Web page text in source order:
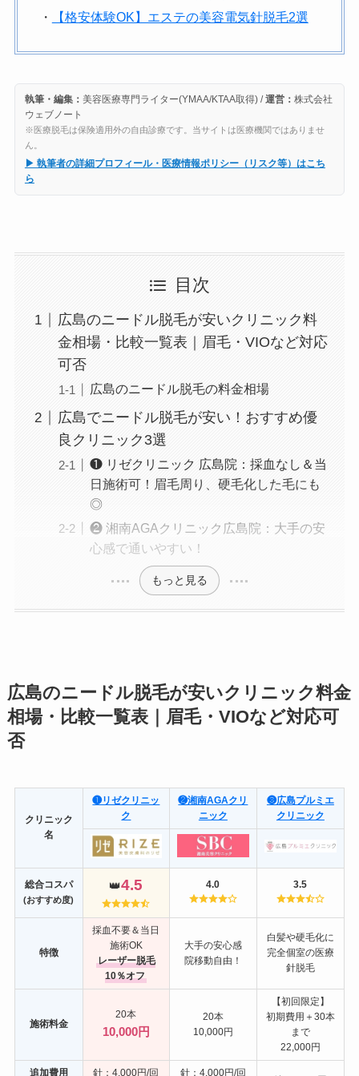
・
【格安体験OK】エステの美容電気針脱毛2選
執筆・編集： 美容医療専門ライター(YMAA/KTAA取得) /運営： 株式会社
ウェブノート
※医療脱毛は保険適用外の自由診療です。当サイトは医療機関ではありませ
ん。
▶ 執筆者の詳細プロフィール・医療情報ポリシー（リスク等）はこち
ら
目次
広島のニードル脱毛が安いクリニック料
金相場・比較一覧表｜眉毛・VIOなど対応
可否
広島のニードル脱毛の料金相場
広島でニードル脱毛が安い！おすすめ優
良クリニック3選
❶ リゼクリニック 広島院：採血なし＆当
日施術可！眉毛周り、硬毛化した毛にも
◎
❷ 湘南AGAクリニック広島院：大手の安
心感で通いやすい！
もっと見る
広島のニードル脱毛が安いクリニック料金
相場・比較一覧表｜眉毛・VIOなど対応可
否
クリニック
名
❶リゼクリニッ
ク
❷湘南AGAクリ
ニック
❸広島プルミエ
クリニック
総合コスパ
(おすすめ度)
👑4.5 4.0 3.5
特徴
採血不要＆当日
施術OK
レーザー脱毛
10％オフ
大手の安心感
院移動自由！
白髪や硬毛化に
完全個室の医療
針脱毛
施術料金
20本
10,000円
20本
10,000円
【初回限定】
初期費用＋30本
まで
22,000円
追加費用 針：4,000円/回 針：4,000円/回